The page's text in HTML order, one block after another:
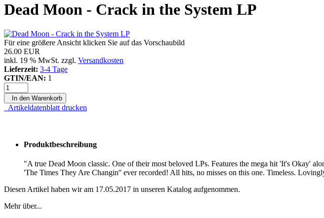
Dead Moon - Crack in the System LP
Für eine größere Ansicht klicken Sie auf das Vorschaubild
26.00 EUR
inkl. 19 % MwSt. zzgl. Versandkosten
Lieferzeit: 3-4 Tage
GTIN/EAN: 1
In den Warenkorb
Artikeldatenblatt drucken
Produktbeschreibung
"A true Dead Moon classic. One of their most beloved LPs. Features the mega hit 'It's Okay'
'The Times They Are Changin'' ever recorded! All hits, no misses on this one. Timeless.
Diesen Artikel haben wir am 17.05.2017 in unseren Katalog aufgenommen.
Mehr über...